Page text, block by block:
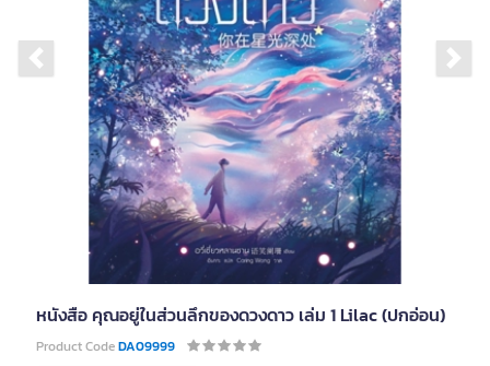
Previous slide
หนังสือ คุณอยู่ในส่วนลึกของดวงดาว เล่ม 1 Lilac (ปกอ่อน)
Product CodeDA09999